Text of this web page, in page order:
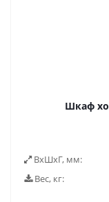
Шкаф
ВxШxГ, мм:
Вес, кг: